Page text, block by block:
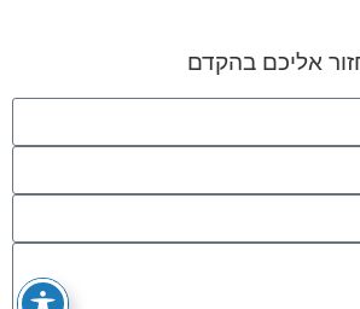
אליכם בהקדם